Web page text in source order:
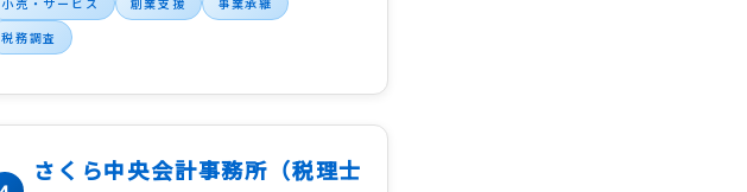
税務調査
さくら中央会計事務所（税理士